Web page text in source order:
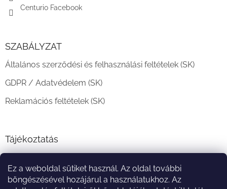
Ez a weboldal sütiket használ. Az oldal további
böngészésével hozájárul a használatukhoz. Az
Centurio Facebook
SZABÁLYZAT
Általános szerződési és felhasználási feltételek (SK)
GDPR / Adatvédelem (SK)
Reklamációs feltételek (SK)
Tájékoztatás
A vásárlás menete